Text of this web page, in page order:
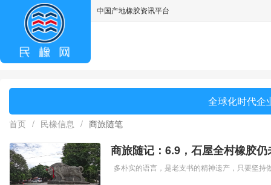
中国产地橡胶资讯平台
全球化时代企
首页 / 民橡信息 / 商旅随笔
商旅随记：6.9，石屋全村橡胶仍
多朴实的语言，是老支书的精神遗产，只要坚